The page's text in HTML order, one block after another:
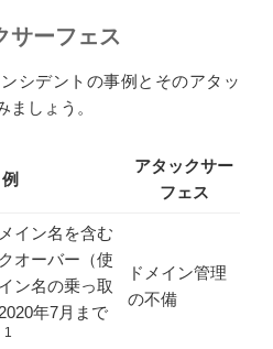
サーフェス
シデントの事例とそのアタッ
ましょう。
アタックサー
フェス
イン名を含む
オーバー（使
ン名の乗っ取
年7月まで
1
ドメイン管理
の不備